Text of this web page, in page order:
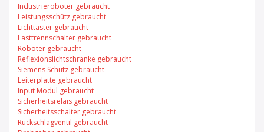
Industrieroboter gebraucht
Leistungsschütz gebraucht
Lichttaster gebraucht
Lasttrennschalter gebraucht
Roboter gebraucht
Reflexionslichtschranke gebraucht
Siemens Schütz gebraucht
Leiterplatte gebraucht
Input Modul gebraucht
Sicherheitsrelais gebraucht
Sicherheitsschalter gebraucht
Rückschlagventil gebraucht